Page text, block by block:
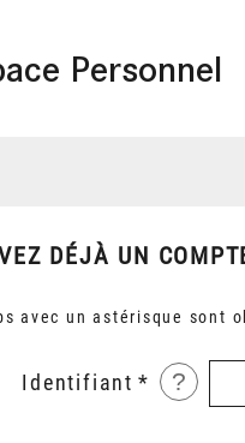
Personnel
DÉJÀ UN
avec un astérisque sont
Identifiant ?